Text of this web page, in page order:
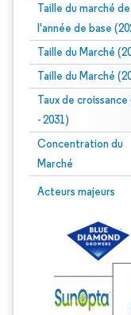
Taille du marché de
l'année de base
Taille du Marché
Taille du Marché
Taux de croissance
- 2031)
Concentration du
Marché
Acteurs majeurs
Image © Mordor